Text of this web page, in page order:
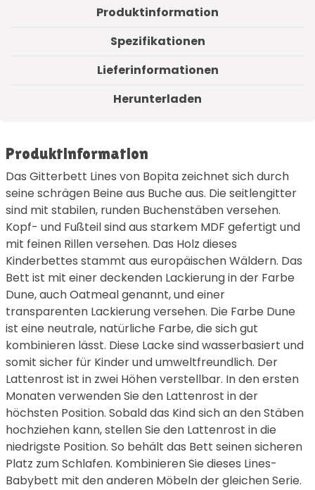
Produktinformation
Spezifikationen
Lieferinformationen
Herunterladen
Produktinformation
Das Gitterbett Lines von Bopita zeichnet sich durch
seine schrägen Beine aus Buche aus. Die seitlengitter
sind mit stabilen, runden Buchenstäben versehen.
Kopf- und Fußteil sind aus starkem MDF gefertigt und
mit feinen Rillen versehen. Das Holz dieses
Kinderbettes stammt aus europäischen Wäldern. Das
Bett ist mit einer deckenden Lackierung in der Farbe
Dune, auch Oatmeal genannt, und einer
transparenten Lackierung versehen. Die Farbe Dune
ist eine neutrale, natürliche Farbe, die sich gut
kombinieren lässt. Diese Lacke sind wasserbasiert und
somit sicher für Kinder und umweltfreundlich. Der
Lattenrost ist in zwei Höhen verstellbar. In den ersten
Monaten verwenden Sie den Lattenrost in der
höchsten Position. Sobald das Kind sich an den Stäben
hochziehen kann, stellen Sie den Lattenrost in die
niedrigste Position. So behält das Bett seinen sicheren
Platz zum Schlafen. Kombinieren Sie dieses Lines-
Babybett mit den anderen Möbeln der gleichen Serie.